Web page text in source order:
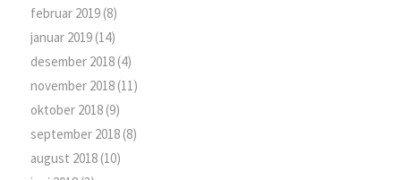
februar 2019(8)
januar 2019(14)
desember 2018(4)
november 2018(11)
oktober 2018(9)
september 2018(8)
august 2018(10)